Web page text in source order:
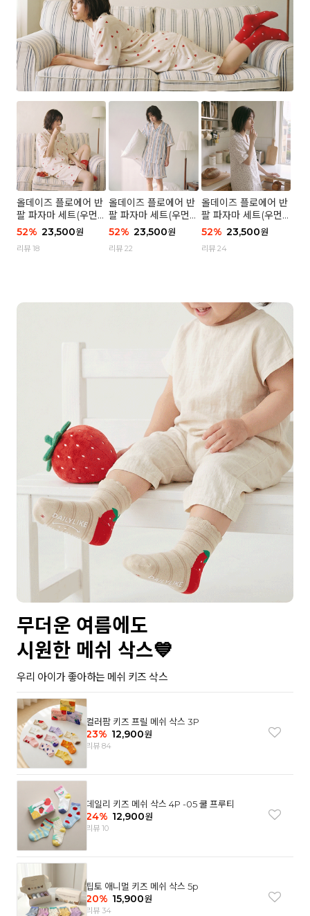
올데이즈 플로에어 반
팔 파자마 세트(우먼)
- 04 하트 컨페티
52% 23,500원
리뷰 18
올데이즈 플로에어 반
팔 파자마 세트(우먼)
- 03 브리즈 스트라이
52% 23,500원
리뷰 22
올데이즈 플로에어 반
팔 파자마 세트(우먼)
- 01 포슬 가든
52% 23,500원
리뷰 24
무더운 여름에도
시원한 메쉬 삭스💙
우리 아이가 좋아하는 메쉬 키즈 삭스
컬러팜 키즈 프릴 메쉬 삭스 3P
23% 12,900원
리뷰 84
데일리 키즈 메쉬 삭스 4P -05 쿨 프루티
24% 12,900원
리뷰 10
팁토 애니멀 키즈 메쉬 삭스 5p
20% 15,900원
리뷰 34